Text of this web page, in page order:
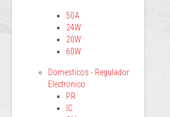
50A
24W
20W
60W
Domesticos - Regulador
Electronico
PR
IC